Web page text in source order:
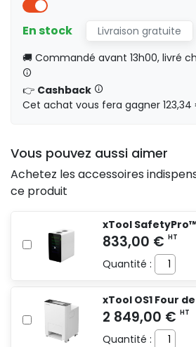
7
En stock
Livraison gratuite
🚚 Commandé avant 13h00, livré
👉 Cashback
Cet achat vous fera gagner 123,34
Vous pouvez aussi aimer
Achetez les accessoires
ce produit
xTool
Quantité :
xTool OS1 Four
Quantité :